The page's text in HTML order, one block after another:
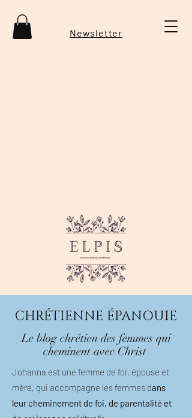
Newsletter
CHRÉTIENNE ÉPANOUIE
Le blog chrétien des femmes qui
cheminent avec Christ
Johanna est une femme de foi, épouse et
mère, qui accompagne les femmes dans
leur cheminement de foi, de parentalité et